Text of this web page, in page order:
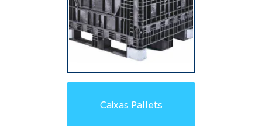
Caixas Pallets
Estrado de Plástico
Locação de Caixas Pallet
Locação de Pallets de
Madeira
Locação de Pallets de
Plásticos
Locação de Racks
Aramados
Pallets de Contenção
Pallets de Madeira
Pallets de Plástico
Racks Metálicos